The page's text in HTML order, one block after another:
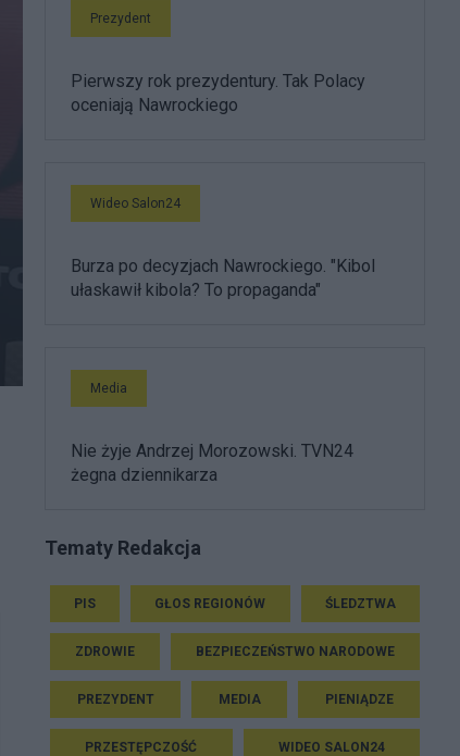
Prezydent
Pierwszy rok prezydentury. Tak Polacy
oceniają Nawrockiego
Wideo Salon24
Burza po decyzjach Nawrockiego. "Kibol
ułaskawił kibola? To propaganda"
Media
Nie żyje Andrzej Morozowski. TVN24
żegna dziennikarza
Tematy Redakcja
PIS GŁOS REGIONÓW ŚLEDZTWA
ZDROWIE BEZPIECZEŃSTWO NARODOWE
PREZYDENT MEDIA PIENIĄDZE
PRZESTĘPCZOŚĆ WIDEO SALON24